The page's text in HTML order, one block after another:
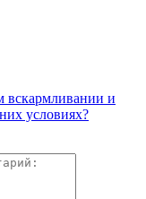
и
условиях?